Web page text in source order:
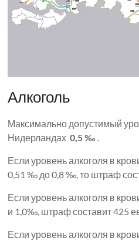
Алкоголь
Максимально допустимый
Нидерландах0,5 ‰ .
Если уровень алкоголя в
0,51 ‰ до 0,8 ‰, то штраф
Если уровень алкоголя в
и 1,0‰, штраф составит 425
Если уровень алкоголя в